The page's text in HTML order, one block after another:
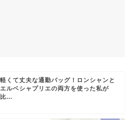
軽くて丈夫な通勤バッグ！ロンシャンと
エルベシャプリエの両方を使った私が
比...